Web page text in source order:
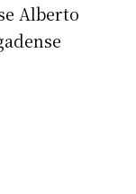
Alberto